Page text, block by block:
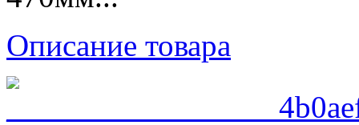
Описание товара